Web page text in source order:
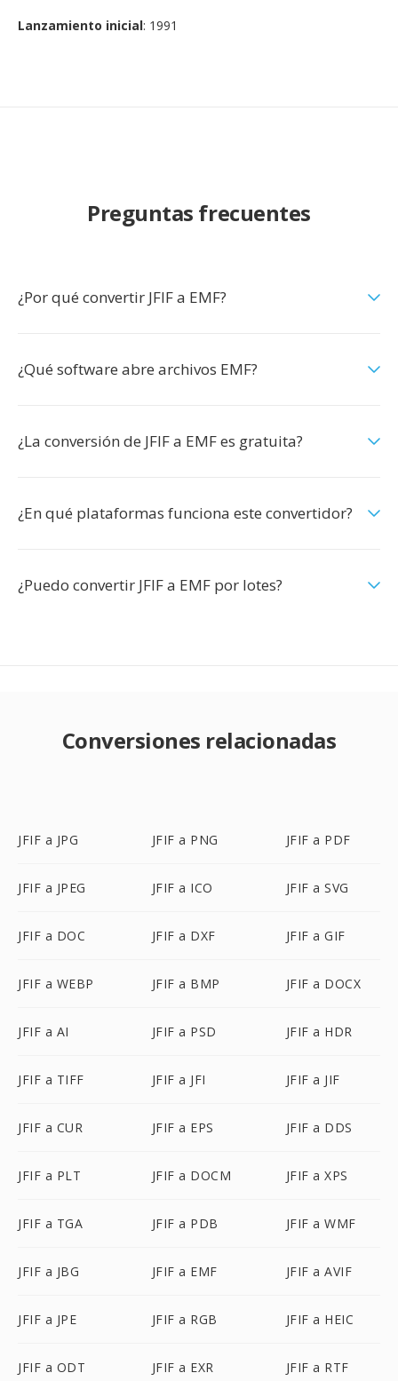
Lanzamiento inicial: 1991
Preguntas frecuentes
¿Por qué convertir JFIF a EMF?
¿Qué software abre archivos EMF?
¿La conversión de JFIF a EMF es gratuita?
¿En qué plataformas funciona este convertidor?
¿Puedo convertir JFIF a EMF por lotes?
Conversiones relacionadas
JFIF a JPG JFIF a PNG JFIF a PDF
JFIF a JPEG JFIF a ICO JFIF a SVG
JFIF a DOC JFIF a DXF JFIF a GIF
JFIF a WEBP JFIF a BMP JFIF a DOCX
JFIF a AI JFIF a PSD JFIF a HDR
JFIF a TIFF JFIF a JFI JFIF a JIF
JFIF a CUR JFIF a EPS JFIF a DDS
JFIF a PLT JFIF a DOCM JFIF a XPS
JFIF a TGA JFIF a PDB JFIF a WMF
JFIF a JBG JFIF a EMF JFIF a AVIF
JFIF a JPE JFIF a RGB JFIF a HEIC
JFIF a ODT JFIF a EXR JFIF a RTF